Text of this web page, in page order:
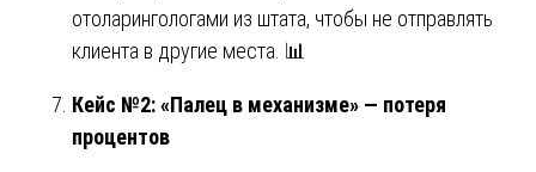
отоларингологами из штата, чтобы не отправлять
клиента в другие места. 📊
Кейс №2: «Палец в механизме» — потеря
процентов